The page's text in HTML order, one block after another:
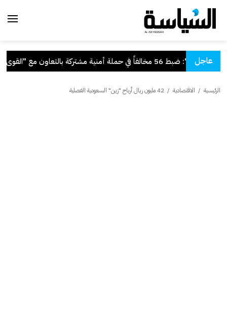
عاجل
"الداخلية": ضبط 56 مخالفاً في حملة أمنية مشتركة بالتعاون مع "القوى العاملة"
الرئيسية / الاقتصادية / 42 مليون ريال أرباح "زين" السعودية الفصلية